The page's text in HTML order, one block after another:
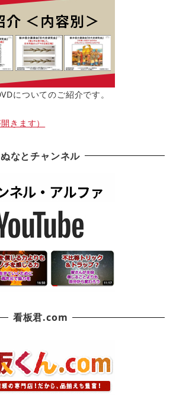
についてのご紹介です。
きます）
ぬなとチャンネル
看板君.com